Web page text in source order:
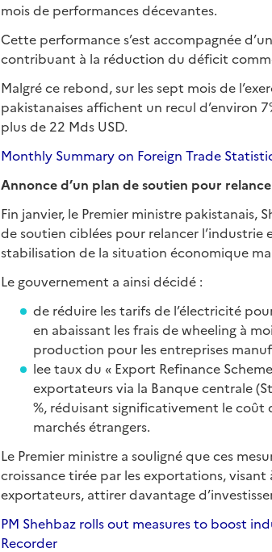
mois de performances décevantes.
Cette performance s’est accompagnée
contribuant à la réduction du déficit
Malgré ce rebond, sur les sept mois de
pakistanaises affichent un recul d’environ
plus de 22 Mds USD.
Monthly Summary on Foreign Trade
Annonce d’un plan de soutien pour
Fin janvier, le Premier ministre pakistanais,
de soutien ciblées pour relancer
stabilisation de la situation économique
Le gouvernement a ainsi décidé :
de réduire les tarifs de l’électricité
en abaissant les frais de wheeling à
production pour les entreprises
lee taux du « Export Refinance
exportateurs via la Banque centrale
%, réduisant significativement le coût
marchés étrangers.
Le Premier ministre a souligné que ces
croissance tirée par les exportations,
exportateurs, attirer davantage
PM Shehbaz rolls out measures to boost
Recorder